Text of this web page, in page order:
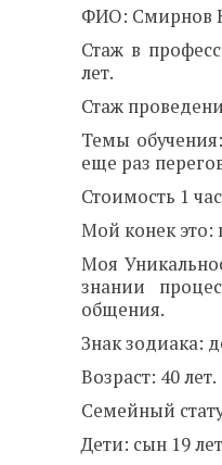
ФИО: Смирнов
Стаж в
лет.
Стаж
Темы
еще раз
Стоимость 1
Мой конек это:
Моя
знании
общения.
Знак зодиака:
Возраст: 40 лет.
Семейный
Дети: сын 19